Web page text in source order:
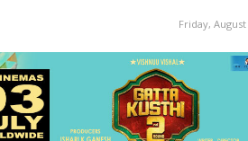
Friday, August